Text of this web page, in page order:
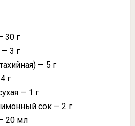
30 г
3 г
— 5 г
г
— 1 г
сок — 2 г
20 мл